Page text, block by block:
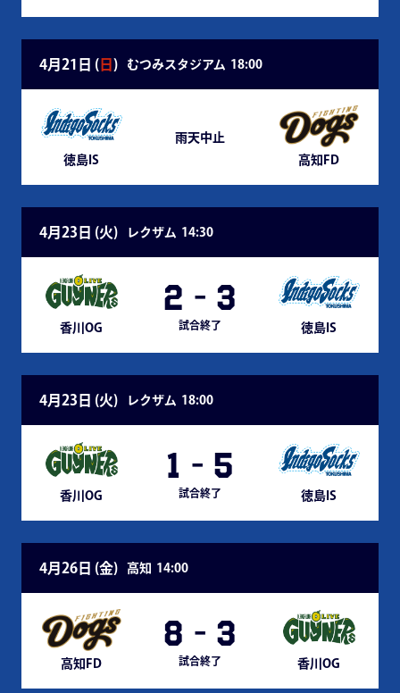
4月21日 ( 日 ) むつみスタジアム 18:00
徳島IS
雨天中止
高知FD
4月23日 (火) レクザム 14:30
香川OG
2 - 3
試合終了 徳島IS
4月23日 (火) レクザム 18:00
香川OG
1 - 5
試合終了 徳島IS
4月26日 (金) 高知 14:00
高知FD
8 - 3
試合終了 香川OG